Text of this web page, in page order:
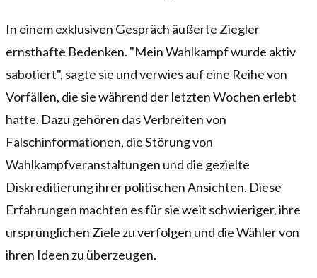
In einem exklusiven Gespräch äußerte Ziegler
ernsthafte Bedenken. "Mein Wahlkampf wurde aktiv
sabotiert", sagte sie und verwies auf eine Reihe von
Vorfällen, die sie während der letzten Wochen erlebt
hatte. Dazu gehören das Verbreiten von
Falschinformationen, die Störung von
Wahlkampfveranstaltungen und die gezielte
Diskreditierung ihrer politischen Ansichten. Diese
Erfahrungen machten es für sie weit schwieriger, ihre
ursprünglichen Ziele zu verfolgen und die Wähler von
ihren Ideen zu überzeugen.